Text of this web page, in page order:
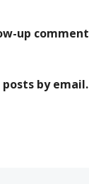
up
by email.